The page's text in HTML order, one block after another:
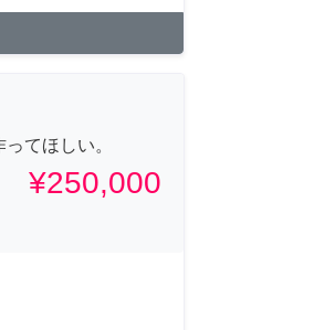
てほしい。
¥250,000